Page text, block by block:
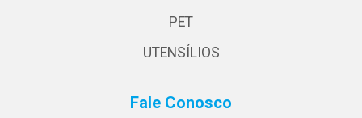
PET
UTENSÍLIOS
Fale Conosco